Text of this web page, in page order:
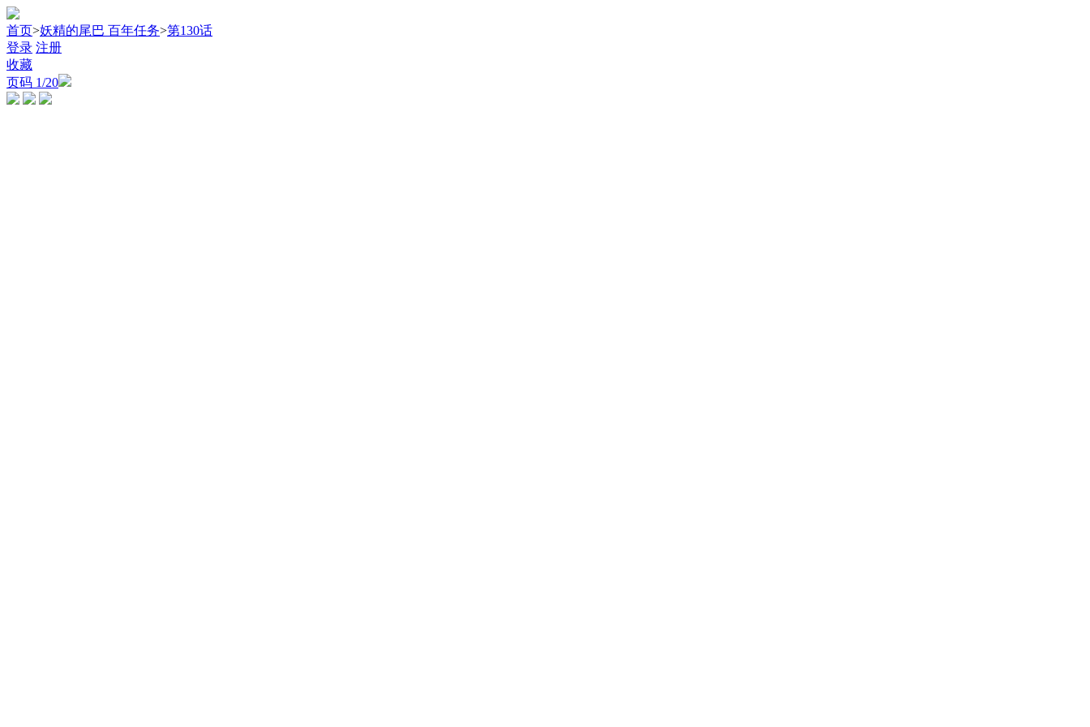
首页>妖精的尾巴 百年任务>第130话
登录 注册
收藏
页码 1/20